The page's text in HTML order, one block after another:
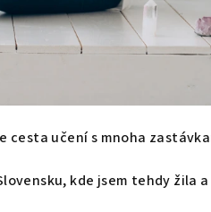
cesta učení s mnoha
kde jsem tehdy žila